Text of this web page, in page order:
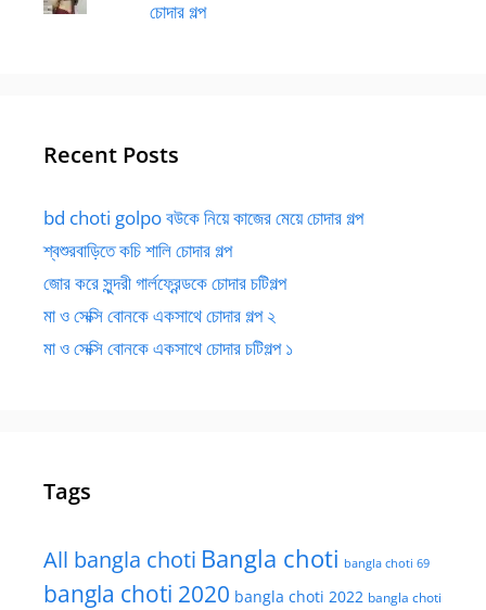
চোদার গল্প
Recent Posts
bd choti golpo বউকে নিয়ে কাজের মেয়ে চোদার গল্প
শ্বশুরবাড়িতে কচি শালি চোদার গল্প
জোর করে সুন্দরী গার্লফ্রেন্ডকে চোদার চটিগল্প
মা ও সেক্সি বোনকে একসাথে চোদার গল্প ২
মা ও সেক্সি বোনকে একসাথে চোদার চটিগল্প ১
Tags
All bangla choti Bangla choti bangla choti 69
bangla choti 2020 bangla choti 2022 bangla choti